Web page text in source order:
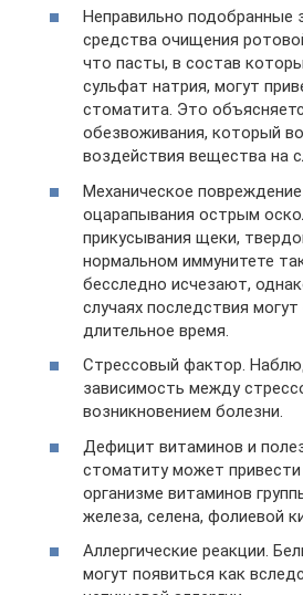
Неправильно подобранные
средства очищения
что пасты, в состав
сульфат натрия, могут
стоматита. Это
обезвоживания, который
воздействия вещества на
Механическое
оцарапывания острым
прикусывания щеки,
нормальном иммунитете
бесследно исчезают,
случаях последствия могут
длительное время.
Стрессовый фактор.
зависимость между
возникновением болезни.
Дефицит витаминов и
стоматиту может привести
организме витаминов
железа, селена, фолиевой
Аллергические реакции.
могут появиться как